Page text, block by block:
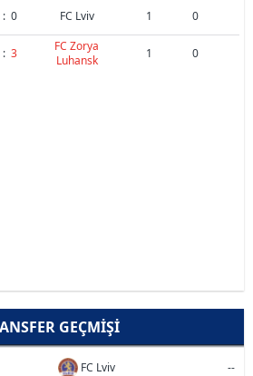
: 0 FC Lviv 1 0
: 3
FC Zorya
Luhansk
1 0
GEÇMIŞI
FC Lviv --